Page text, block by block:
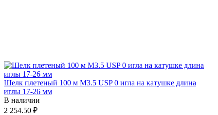
Шелк плетеный 100 м М3.5 USP 0 игла на катушке длина
иглы 17-26 мм
В наличии
2 254.50 ₽